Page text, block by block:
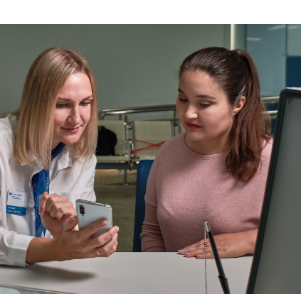
800-700-24-57
обратный звонок
клиентам
клиентам